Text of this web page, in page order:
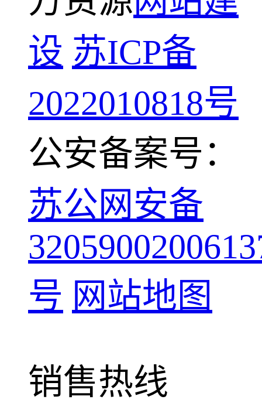
设 苏ICP备
2022010818号
公安备案号：
苏公网安备
号 网站地图
销售热线